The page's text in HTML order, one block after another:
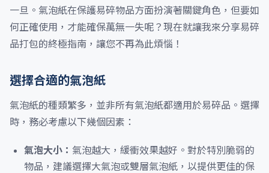
一旦。氣泡紙在保護易碎物品方面扮演著關鍵角色，但要如
何正確使用，才能確保萬無一失呢？現在就讓我來分享易碎
品打包的終極指南，讓您不再為此煩惱！
選擇合適的氣泡紙
氣泡紙的種類繁多，並非所有氣泡紙都適用於易碎品。選擇
時，務必考慮以下幾個因素：
氣泡大小： 氣泡越大，緩衝效果越好。對於特別脆弱的
物品，建議選擇大氣泡或雙層氣泡紙，以提供更佳的保